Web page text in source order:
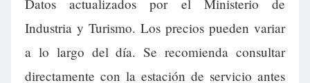
Datos actualizados por el Ministerio de
Industria y Turismo. Los precios pueden variar
a lo largo del día. Se recomienda consultar
directamente con la estación de servicio antes